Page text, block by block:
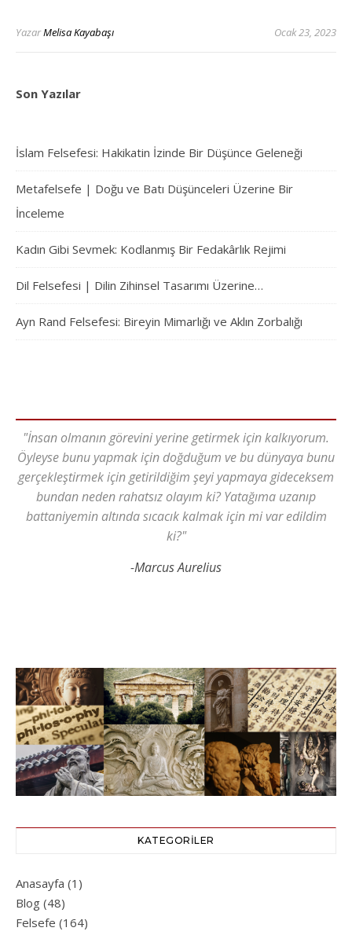
YazarMelisa Kayabaşı Ocak 23, 2023
Son Yazılar
İslam Felsefesi: Hakikatin İzinde Bir Düşünce Geleneği
Metafelsefe | Doğu ve Batı Düşünceleri Üzerine Bir
İnceleme
Kadın Gibi Sevmek: Kodlanmış Bir Fedakârlık Rejimi
Dil Felsefesi | Dilin Zihinsel Tasarımı Üzerine…
Ayn Rand Felsefesi: Bireyin Mimarlığı ve Aklın Zorbalığı
"İnsan olmanın görevini yerine getirmek için kalkıyorum.
Öyleyse bunu yapmak için doğduğum ve bu dünyaya bunu
gerçekleştirmek için getirildiğim şeyi yapmaya gideceksem
bundan neden rahatsız olayım ki? Yatağıma uzanıp
battaniyemin altında sıcacık kalmak için mi var edildim
ki?"
-Marcus Aurelius
KATEGORILER
Anasayfa (1)
Blog (48)
Felsefe (164)